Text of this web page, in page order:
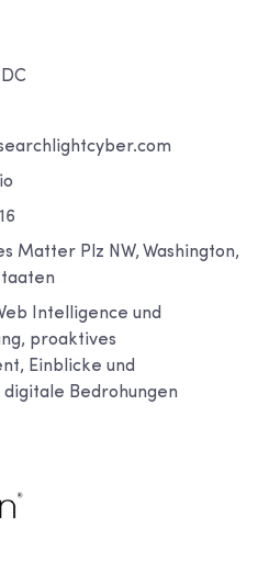
Matter Plz NW, Washington,
Intelligence und
proaktives
Einblicke und
Bedrohungen